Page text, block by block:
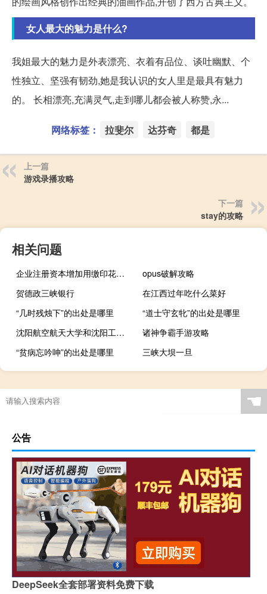
女人最大的魅力是什么?
我姐最大的魅力是外表漂亮、衣着有品位、谈吐幽默、个
性独立、坚强有韧劲,她是我认识的女人里是最具有魅力
的。 长相漂亮,充满灵气,走到哪儿都会被人称赞,永...
网络标签： 拉斐尔 达芬奇 都是
上一篇
游戏录播攻略
下一篇
stay的攻略
相关问题
企业注册资本增加用缴印花税吗
opus破解攻略
贺德政三峡银行
在江西过年吃什么菜好
“几时残烛下”的出处是哪里
“道士守玄牝”的出处是哪里
沈阳航空航天大学和沈阳工业大学哪个好
诸神争霸手游攻略
“贫病忘吟呻”的出处是哪里
三峡大坝一旦
☚
公告
DeepSeek全套部署资料免费下载